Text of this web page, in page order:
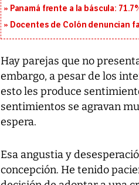
Panamá frente a la báscula:
Docentes de Colón denuncian
Hay parejas que no
embargo, a pesar de los
esto les produce
sentimientos se agravan
espera.
Esa angustia y
concepción. He tenido